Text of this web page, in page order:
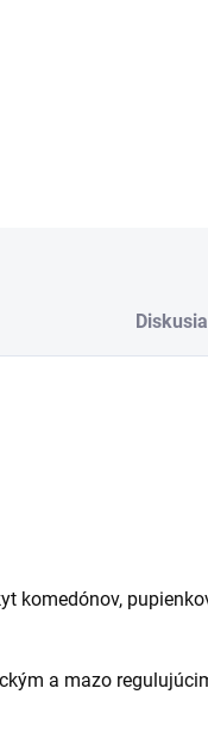
Diskusia
komedónov,
a mazo